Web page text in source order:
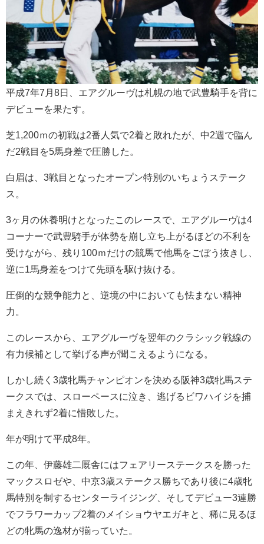
平成7年7月8日、エアグルーヴは札幌の地で武豊騎手を背に
デビューを果たす。
芝1,200ｍの初戦は2番人気で2着と敗れたが、中2週で臨ん
だ2戦目を5馬身差で圧勝した。
白眉は、3戦目となったオープン特別のいちょうステーク
ス。
3ヶ月の休養明けとなったこのレースで、エアグルーヴは4
コーナーで武豊騎手が体勢を崩し立ち上がるほどの不利を
受けながら、残り100ｍだけの競馬で他馬をごぼう抜きし、
逆に1馬身差をつけて先頭を駆け抜ける。
圧倒的な競争能力と、逆境の中においても怯まない精神
力。
このレースから、エアグルーヴを翌年のクラシック戦線の
有力候補として挙げる声が聞こえるようになる。
しかし続く3歳牝馬チャンピオンを決める阪神3歳牝馬ステ
ークスでは、スローペースに泣き、逃げるビワハイジを捕
まえきれず2着に惜敗した。
年が明けて平成8年。
この年、伊藤雄二厩舎にはフェアリーステークスを勝った
マックスロゼや、中京3歳ステークス勝ちであり後に4歳牝
馬特別を制するセンターライジング、そしてデビュー3連勝
でフラワーカップ2着のメイショウヤエガキと、稀に見るほ
どの牝馬の逸材が揃っていた。